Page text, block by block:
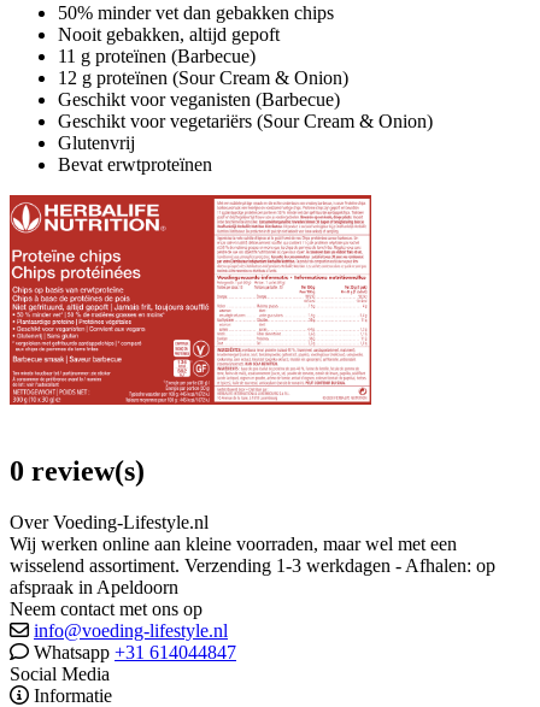
50% minder vet dan gebakken chips
Nooit gebakken, altijd gepoft
11 g proteïnen (Barbecue)
12 g proteïnen (Sour Cream & Onion)
Geschikt voor veganisten (Barbecue)
Geschikt voor vegetariërs (Sour Cream & Onion)
Glutenvrij
Bevat erwtproteïnen
0 review(s)
Over Voeding-Lifestyle.nl
Wij werken online aan kleine voorraden, maar wel met een
wisselend assortiment. Verzending 1-3 werkdagen - Afhalen: op
afspraak in Apeldoorn
Neem contact met ons op
info@voeding-lifestyle.nl
Whatsapp +31 614044847
Social Media
Informatie